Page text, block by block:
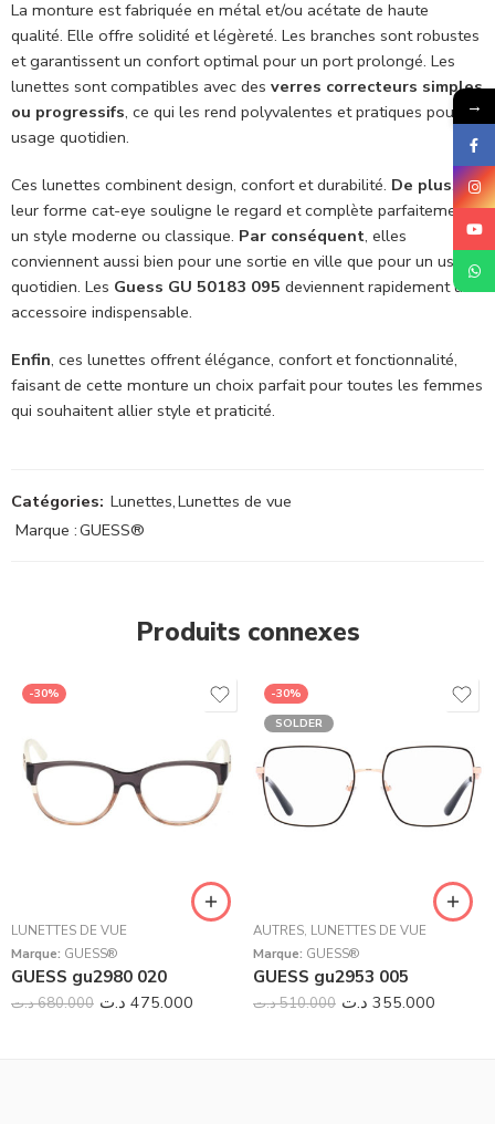
La monture est fabriquée en métal et/ou acétate de haute
qualité. Elle offre solidité et légèreté. Les branches sont robustes
et garantissent un confort optimal pour un port prolongé. Les
lunettes sont compatibles avec des verres correcteurs simples
ou progressifs, ce qui les rend polyvalentes et pratiques pour un
usage quotidien.
Ces lunettes combinent design, confort et durabilité. De plus,
leur forme cat-eye souligne le regard et complète parfaitement
un style moderne ou classique. Par conséquent, elles
conviennent aussi bien pour une sortie en ville que pour un usage
quotidien. Les Guess GU 50183 095 deviennent rapidement un
accessoire indispensable.
Enfin, ces lunettes offrent élégance, confort et fonctionnalité,
faisant de cette monture un choix parfait pour toutes les femmes
qui souhaitent allier style et praticité.
Catégories: Lunettes,Lunettes de vue
Marque :GUESS®
Produits connexes
-30%
LUNETTES DE VUE
Marque: GUESS®
GUESS gu2980 020
680.000د.ت 475.000 د.ت
-30%
SOLDER
AUTRES, LUNETTES DE VUE
Marque: GUESS®
GUESS gu2953 005
510.000د.ت 355.000 د.ت
→